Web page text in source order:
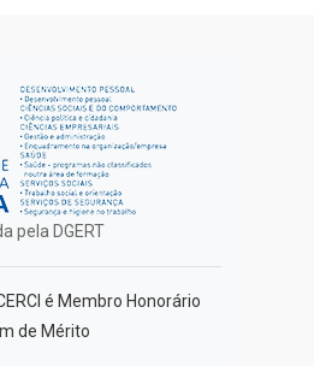
pela DGERT
é Membro Honorário
de Mérito